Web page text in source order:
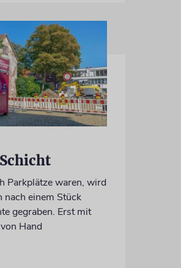
Parkplätze waren, wird
nach einem Stück
gegraben. Erst mit
Hand